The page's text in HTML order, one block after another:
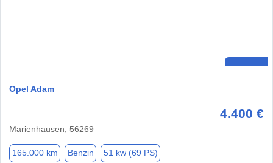
Opel Adam
4.400 €
Marienhausen, 56269
165.000 km Benzin 51 kw (69 PS)